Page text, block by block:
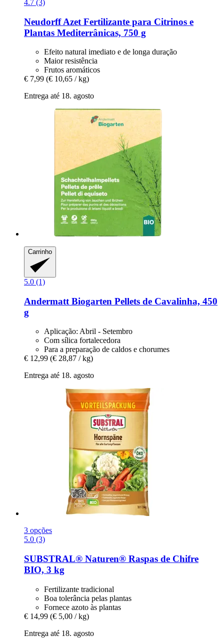
4.7 (3)
NeudorffAzet Fertilizante para Citrinos e
Plantas Mediterrânicas, 750 g
Efeito natural imediato e de longa duração
Maior resistência
Frutos aromáticos
€ 7,99 (€ 10,65 / kg)
Entrega até 18. agosto
Carrinho
5.0 (1)
Andermatt Biogarten Pellets de Cavalinha, 450
g
Aplicação: Abril - Setembro
Com sílica fortalecedora
Para a preparação de caldos e chorumes
€ 12,99 (€ 28,87 / kg)
Entrega até 18. agosto
3 opções
5.0 (3)
SUBSTRAL® Naturen® Raspas de Chifre
BIO, 3 kg
Fertilizante tradicional
Boa tolerância pelas plantas
Fornece azoto às plantas
€ 14,99 (€ 5,00 / kg)
Entrega até 18. agosto